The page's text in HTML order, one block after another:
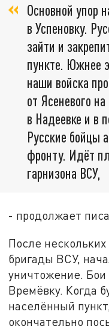
Основной упор
в Успеновку.
зайти и
пункте. Южнее
наши войска
от Ясеневого
в Надеевке и в
Русские бойцы
фронту. Идёт
гарнизона ВСУ,
- продолжает
После
бригады ВСУ,
уничтожение. Бои
Времёвку. Когда
населённый
окончательно